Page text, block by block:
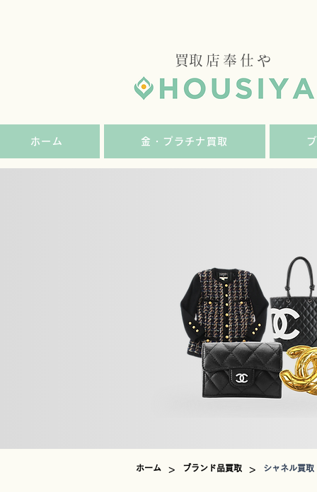
​買取店奉仕や
ホーム 金・プラチナ買取
ホーム > ブランド品買取 > シャネル買取